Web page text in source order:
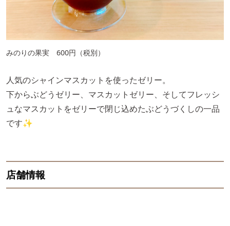
みのりの果実 600円（税別）
人気のシャインマスカットを使ったゼリー。
下からぶどうゼリー、マスカットゼリー、そしてフレッシ
ュなマスカットをゼリーで閉じ込めたぶどうづくしの一品
です✨
店舗情報